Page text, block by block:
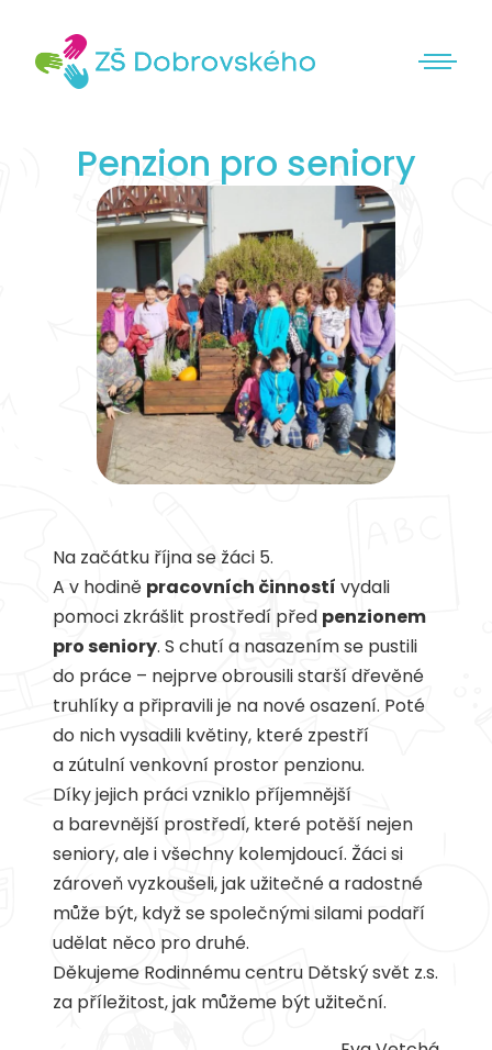
Penzion pro seniory
Na začátku října se žáci 5.
A v hodině pracovních činností vydali
pomoci zkrášlit prostředí před penzionem
pro seniory. S chutí a nasazením se pustili
do práce – nejprve obrousili starší dřevěné
truhlíky a připravili je na nové osazení. Poté
do nich vysadili květiny, které zpestří
a zútulní venkovní prostor penzionu.
Díky jejich práci vzniklo příjemnější
a barevnější prostředí, které potěší nejen
seniory, ale i všechny kolemjdoucí. Žáci si
zároveň vyzkoušeli, jak užitečné a radostné
může být, když se společnými silami podaří
udělat něco pro druhé.
Děkujeme Rodinnému centru Dětský svět z.s.
za příležitost, jak můžeme být užiteční.